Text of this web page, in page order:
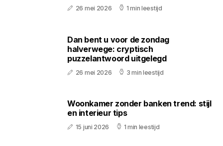
26 mei 2026 1 min leestijd
Dan bent u voor de zondag
halverwege: cryptisch
puzzelantwoord uitgelegd
26 mei 2026 3 min leestijd
Woonkamer zonder banken trend: stijl
en interieur tips
15 juni 2026 1 min leestijd